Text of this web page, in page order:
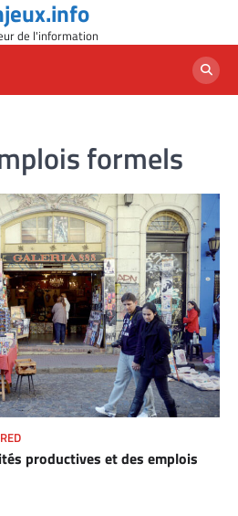
de l'information
formels
productives et des emplois